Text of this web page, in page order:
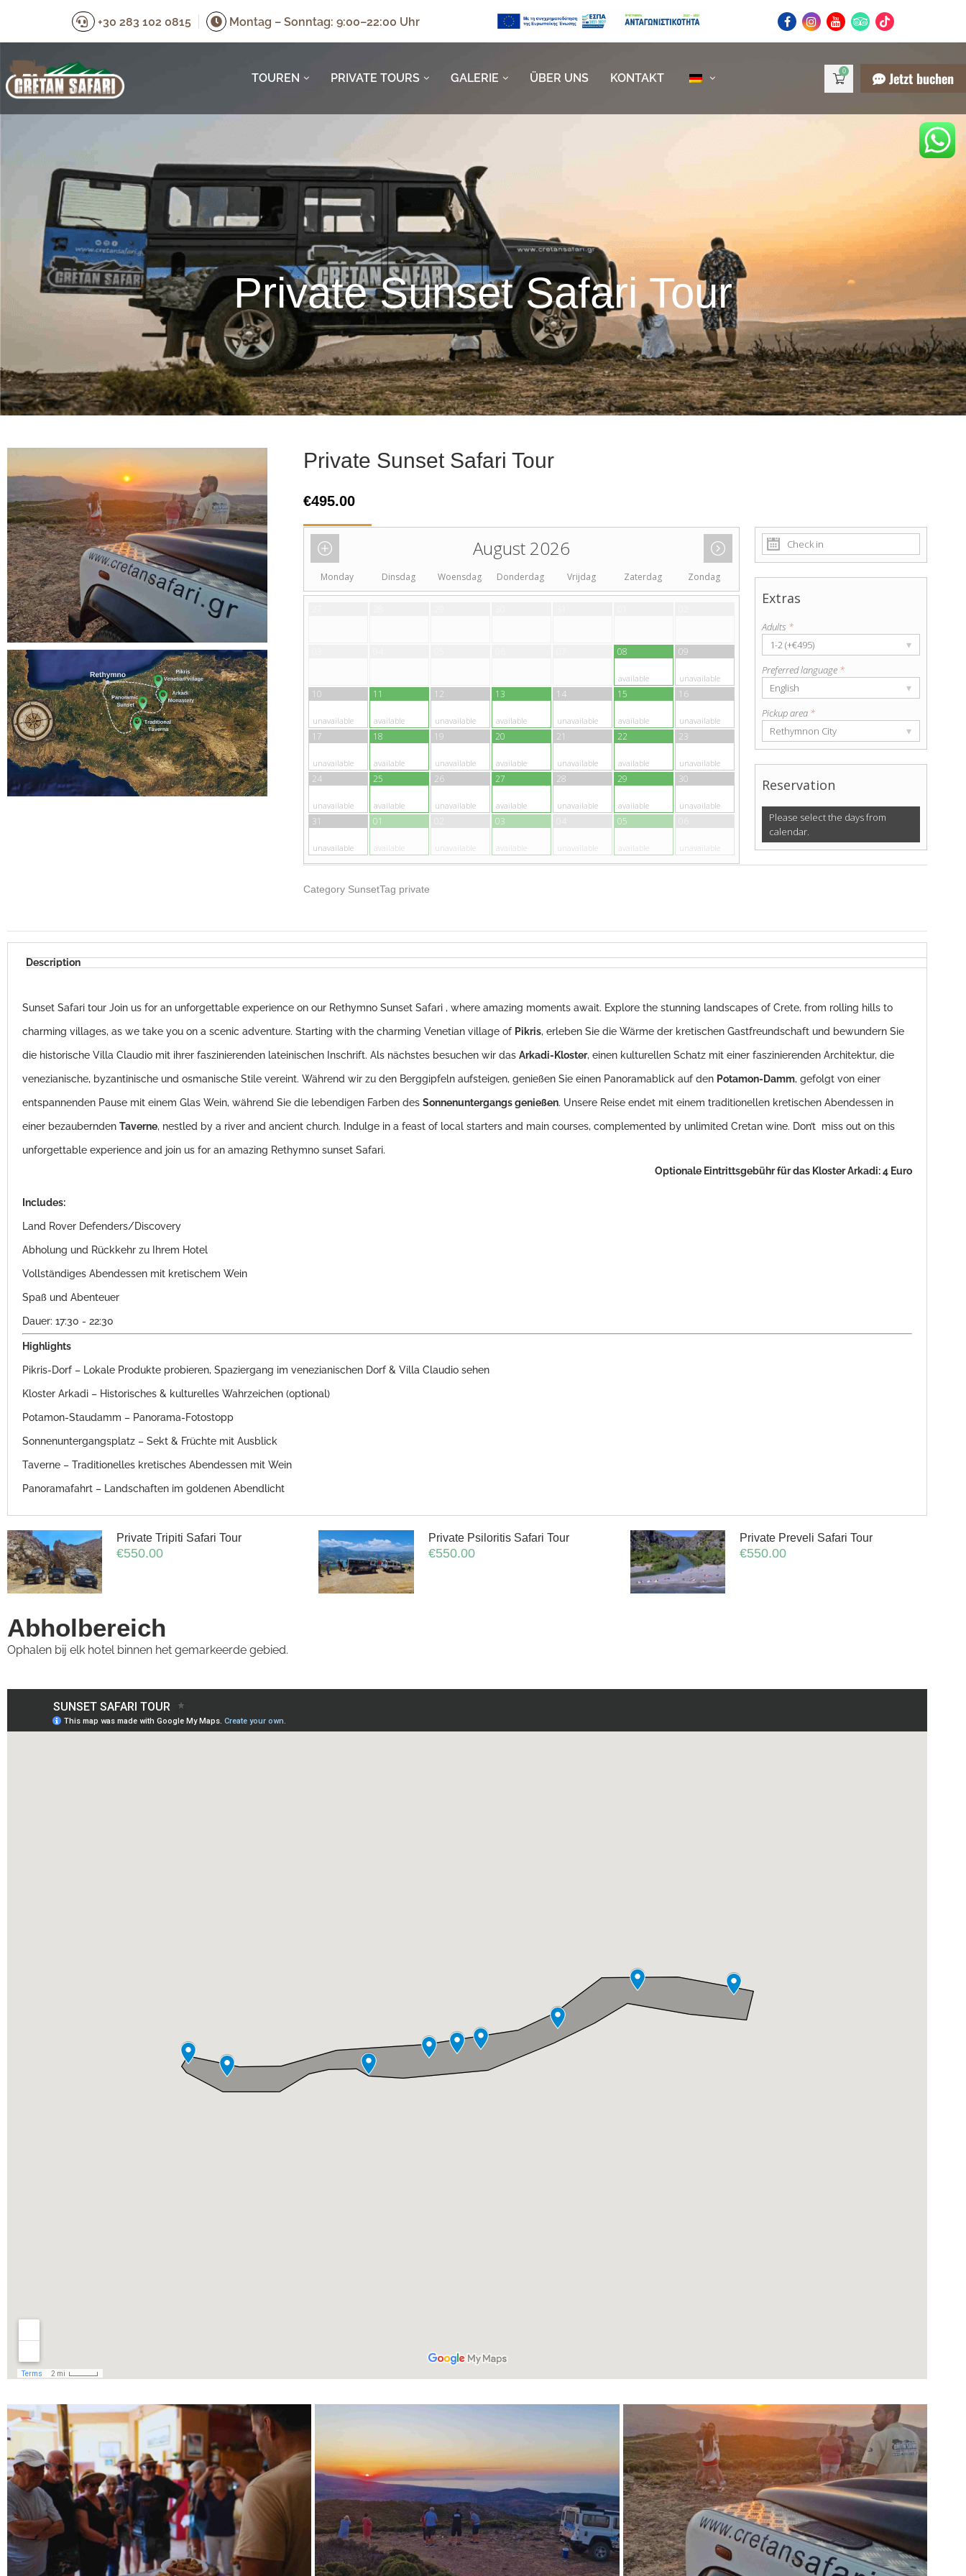
+30 283 102 0815 Montag – Sonntag: 9:00–22:00 Uhr
TOUREN PRIVATE TOURS GALERIE ÜBER UNS KONTAKT 0 Jetzt buchen
Sunset Private Sunset Safari Tour
Private Sunset Safari Tour
Private Sunset Safari Tour
€495.00
August 2026
Monday Dinsdag Woensdag Donderdag Vrijdag Zaterdag Zondag
08
available
09
unavailable
10
unavailable
11
available
12
unavailable
13
available
14
unavailable
15
available
16
unavailable
17
unavailable
18
available
19
unavailable
20
available
21
unavailable
22
available
23
unavailable
24
unavailable
25
available
26
unavailable
27
available
28
unavailable
29
available
30
unavailable
31
unavailable
01
available unavailable
03
available unavailable
05
available unavailable
Extras
Adults *
1-2 (+€495)
▾
Preferred language *
English
▾
Pickup area *
Rethymnon City
▾
Reservation
Please select the days from
calendar.
Category SunsetTag private
Description
Sunset Safari tour Join us for an unforgettable experience on our Rethymno Sunset Safari , where amazing moments await. Explore the stunning landscapes of Crete, from rolling hills to
charming villages, as we take you on a scenic adventure. Starting with the charming Venetian village of Pikris, erleben Sie die Wärme der kretischen Gastfreundschaft und bewundern Sie
die historische Villa Claudio mit ihrer faszinierenden lateinischen Inschrift. Als nächstes besuchen wir das Arkadi-Kloster, einen kulturellen Schatz mit einer faszinierenden Architektur, die
venezianische, byzantinische und osmanische Stile vereint. Während wir zu den Berggipfeln aufsteigen, genießen Sie einen Panoramablick auf den Potamon-Damm, gefolgt von einer
entspannenden Pause mit einem Glas Wein, während Sie die lebendigen Farben des Sonnenuntergangs genießen. Unsere Reise endet mit einem traditionellen kretischen Abendessen in
einer bezaubernden Taverne, nestled by a river and ancient church. Indulge in a feast of local starters and main courses, complemented by unlimited Cretan wine. Don’t miss out on this
unforgettable experience and join us for an amazing Rethymno sunset Safari.
Optionale Eintrittsgebühr für das Kloster Arkadi: 4 Euro
Includes:
Land Rover Defenders/Discovery
Abholung und Rückkehr zu Ihrem Hotel
Vollständiges Abendessen mit kretischem Wein
Spaß und Abenteuer
Dauer: 17:30 - 22:30
Highlights
Pikris-Dorf – Lokale Produkte probieren, Spaziergang im venezianischen Dorf & Villa Claudio sehen
Kloster Arkadi – Historisches & kulturelles Wahrzeichen (optional)
Potamon-Staudamm – Panorama-Fotostopp
Sonnenuntergangsplatz – Sekt & Früchte mit Ausblick
Taverne – Traditionelles kretisches Abendessen mit Wein
Panoramafahrt – Landschaften im goldenen Abendlicht
Private Tripiti Safari Tour
€550.00
Private Psiloritis Safari Tour
€550.00
Private Preveli Safari Tour
€550.00
Abholbereich
Ophalen bij elk hotel binnen het gemarkeerde gebied.